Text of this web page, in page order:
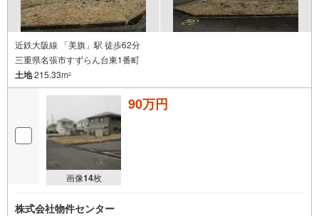
近鉄大阪線 「美旗」駅 徒歩62分
三重県名張市すずらん台東1番町
土地215.33m2
画像14枚
90万円
株式会社物件センター